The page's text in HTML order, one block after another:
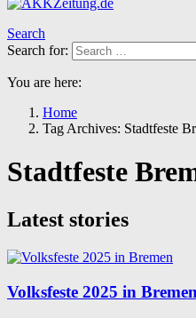
Search
Search for:
You are here:
Home
Tag Archives: Stadtfeste
Stadtfeste
Latest stories
Volksfeste 2025 in Bremen